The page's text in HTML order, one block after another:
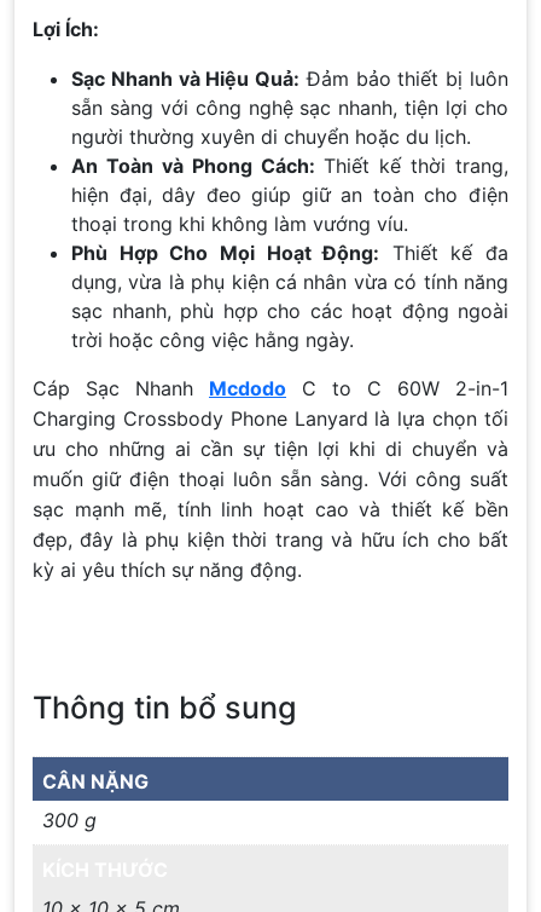
Lợi Ích:
Sạc Nhanh và Hiệu Quả: Đảm bảo thiết bị luôn
sẵn sàng với công nghệ sạc nhanh, tiện lợi cho
người thường xuyên di chuyển hoặc du lịch.
An Toàn và Phong Cách: Thiết kế thời trang,
hiện đại, dây đeo giúp giữ an toàn cho điện
thoại trong khi không làm vướng víu.
Phù Hợp Cho Mọi Hoạt Động: Thiết kế đa
dụng, vừa là phụ kiện cá nhân vừa có tính năng
sạc nhanh, phù hợp cho các hoạt động ngoài
trời hoặc công việc hằng ngày.
Cáp Sạc Nhanh Mcdodo C to C 60W 2-in-1
Charging Crossbody Phone Lanyard là lựa chọn tối
ưu cho những ai cần sự tiện lợi khi di chuyển và
muốn giữ điện thoại luôn sẵn sàng. Với công suất
sạc mạnh mẽ, tính linh hoạt cao và thiết kế bền
đẹp, đây là phụ kiện thời trang và hữu ích cho bất
kỳ ai yêu thích sự năng động.
Thông tin bổ sung
CÂN NẶNG
300 g